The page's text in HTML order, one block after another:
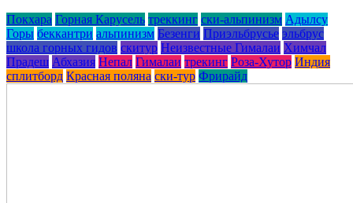
Покхара Горная Карусель треккинг ски-альпинизм Адылcу
Горы беккантри альпинизм Безенги Приэльбрусье эльбрус
школа горных гидов скитур Неизвестные Гималаи Химчал
Прадеш Абхазия Непал Гималаи трекинг Роза-Хутор Индия
сплитборд Красная поляна ски-тур Фрирайд